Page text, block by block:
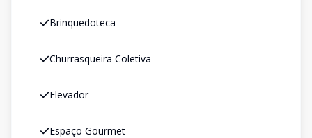
Brinquedoteca
Churrasqueira Coletiva
Elevador
Espaço Gourmet